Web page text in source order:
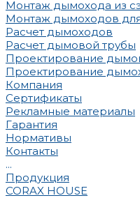
Монтаж дымохода из
Монтаж дымоходов
Расчет дымоходов
Расчет дымовой трубы
Проектирование
Проектирование
Компания
Сертификаты
Рекламные материалы
Гарантия
Нормативы
Контакты
...
Продукция
CORAX HOUSE